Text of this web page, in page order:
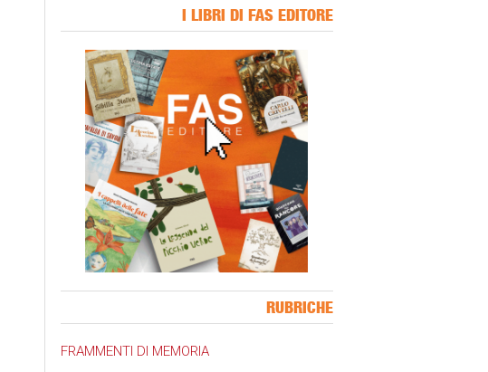
I LIBRI DI FAS EDITORE
RUBRICHE
FRAMMENTI DI MEMORIA